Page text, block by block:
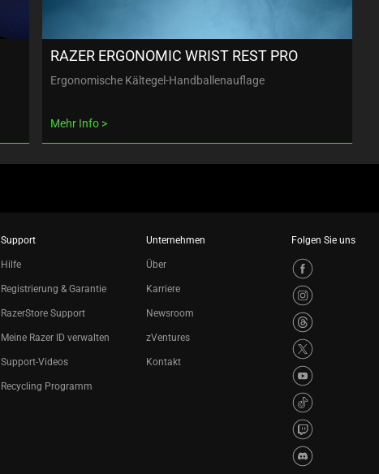
RAZER ERGONOMIC WRIST REST PRO
Ergonomische Kältegel-Handballenauflage
Mehr Info
Support
Hilfe
Registrierung & Garantie
RazerStore Support
Meine Razer ID verwalten
Support-Videos
Recycling Programm
Unternehmen
Über
Karriere
Newsroom
zVentures
Kontakt
Folgen Sie uns